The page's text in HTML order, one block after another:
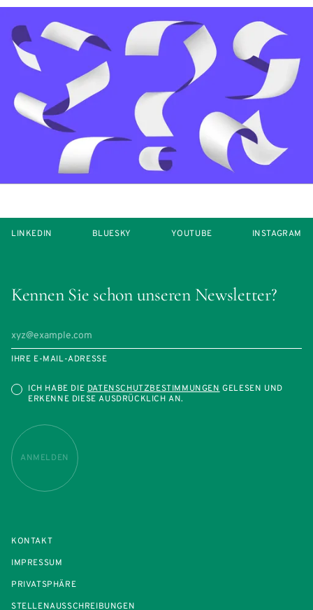
Kennen Sie schon unseren Newsletter?
IHRE E-MAIL-ADRESSE
ICH HABE DIEDATENSCHUTZBESTIMMUNGENGELESEN UND
ERKENNE DIESE AUSDRÜCKLICH AN.
ANMELDEN
LINKEDIN BLUESKY YOUTUBE INSTAGRAM
KONTAKT
IMPRESSUM
PRIVATSPHÄRE
STELLENAUSSCHREIBUNGEN